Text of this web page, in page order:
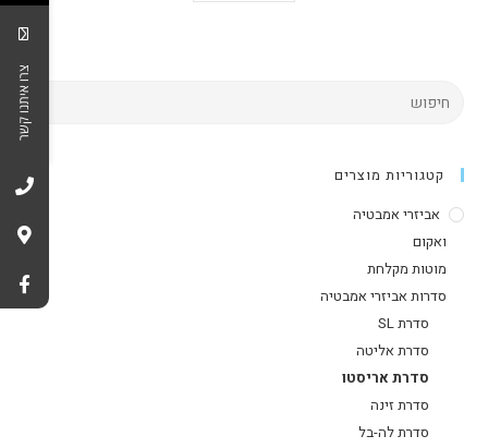
קטגוריות מוצרים
אביזרי אמבטיה
ואקום
מוטות מקלחת
סדרות אביזרי אמבטיה
סדרת SL
סדרת אליטה
סדרת אריסטו
סדרת זינה
סדרת לה-בל
צרו איתנו קשר